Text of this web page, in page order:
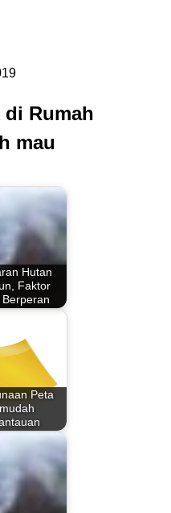
Rumah
mau
Hutan
Faktor
Peta